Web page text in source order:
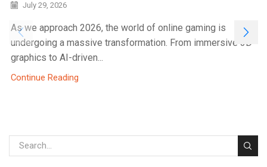
July 29, 2026
As we approach 2026, the world of online gaming is
undergoing a massive transformation. From immersive 3D
graphics to AI-driven...
Continue Reading